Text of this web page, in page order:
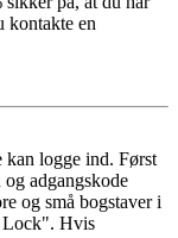
kontakte en
logge ind. Først
adgangskode
og små bogstaver i
Lock". Hvis